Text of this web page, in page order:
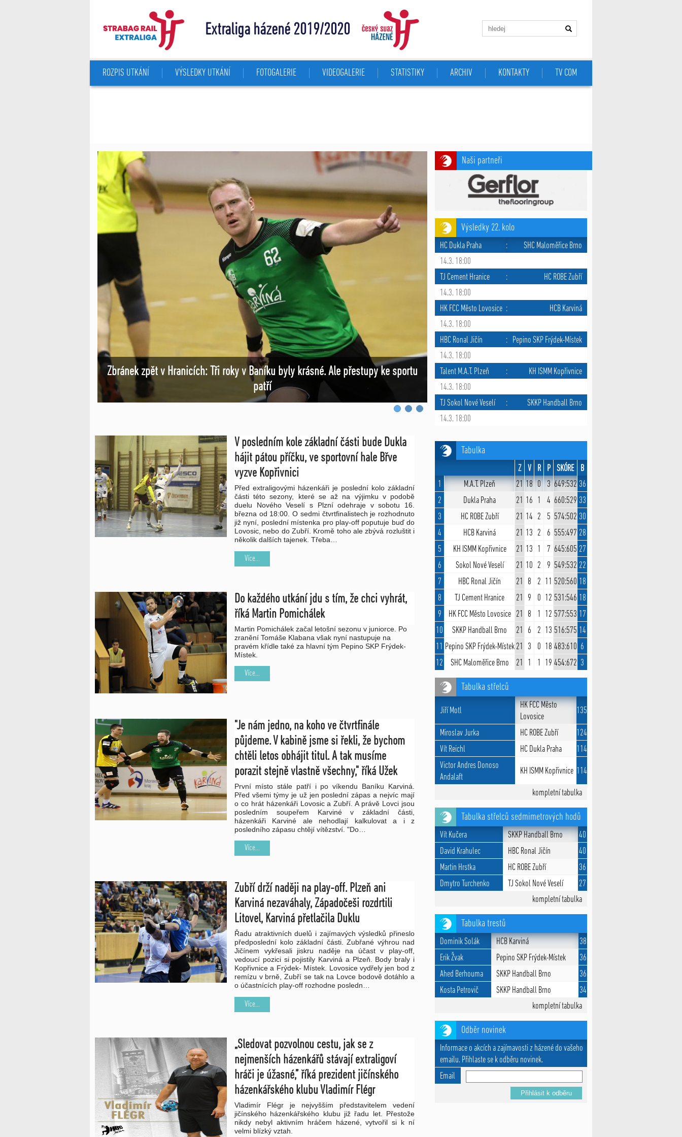
Extraliga házené 2019/2020
ROZPIS UTKÁNÍ VÝSLEDKY UTKÁNÍ FOTOGALERIE VIDEOGALERIE STATISTIKY ARCHIV KONTAKTY TV COM
Zbránek zpět v Hranicích: Tři roky v Baníku byly krásné. Ale přestupy ke sportu
patří
Čerstvý šedesátník Jiří Kotrč: „Házená mi už začala chybět.
V posledním kole základní části bude Dukla
hájit pátou příčku, ve sportovní hale Břve
vyzve Kopřivnici
Před extraligovými házenkáři je poslední kolo základní
části této sezony, které se až na výjimku v podobě
duelu Nového Veselí s Plzní odehraje v sobotu 16.
března od 18:00. O sedmi čtvrtfinalistech je rozhodnuto
již nyní, poslední místenka pro play-off poputuje buď do
Lovosic, nebo do Zubří. Kromě toho ale zbývá rozluštit i
několik dalších tajenek. Třeba…
Více...
Do každého utkání jdu s tím, že chci vyhrát,
říká Martin Pomichálek
Martin Pomichálek začal letošní sezonu v juniorce. Po
zranění Tomáše Klabana však nyní nastupuje na
pravém křídle také za hlavní tým Pepino SKP Frýdek-
Místek.
Více...
"Je nám jedno, na koho ve čtvrtfinále
půjdeme. V kabině jsme si řekli, že bychom
chtěli letos obhájit titul. A tak musíme
porazit stejně vlastně všechny," říká Užek
První místo stále patří i po víkendu Baníku Karviná.
Před všemi týmy je už jen poslední zápas a nejvíc mají
o co hrát házenkáři Lovosic a Zubří. A právě Lovci jsou
posledním soupeřem Karviné v základní části,
házenkáři Karviné ale nehodlají kalkulovat a i z
posledního zápasu chtějí vítězství. "Do…
Více...
Zubří drží naději na play-off. Plzeň ani
Karviná nezaváhaly, Západočeši rozdrtili
Litovel, Karviná přetlačila Duklu
Řadu atraktivních duelů i zajímavých výsledků přineslo
předposlední kolo základní části. Zubřané výhrou nad
Jičínem vykřesali jiskru naděje na účast v play-off,
vedoucí pozici si pojistily Karviná a Plzeň. Body braly i
Kopřivnice a Frýdek- Místek. Lovosice vydřely jen bod z
remízu v brně, Zubří se tak na Lovce bodově dotáhlo a
o účastnících play-off rozhodne posledn…
Více...
„Sledovat pozvolnou cestu, jak se z
nejmenších házenkářů stávají extraligoví
hráči je úžasné,” říká prezident jičínského
házenkářského klubu Vladimír Flégr
Vladimír Flégr je nejvyšším představitelem vedení
jičínského házenkářského klubu již řadu let. Přestože
nikdy nebyl aktivním hráčem házené, vytvořil si k ní
velmi blízký vztah.
Naši partneři
Výsledky 22. kolo
HC Dukla Praha :
SHC Maloměřice Brno
14.3. 18:00
TJ Cement Hranice
:
HC ROBE Zubří
14.3. 18:00
HK FCC Město Lovosice :
HCB Karviná
14.3. 18:00
HBC Ronal Jičín
: Pepino SKP Frýdek-Místek
14.3. 18:00
Talent M.A.T. Plzeň
:
KH ISMM Kopřivnice
14.3. 18:00
TJ Sokol Nové Veselí
:
SKKP Handball Brno
14.3. 18:00
Tabulka
Z V R P SKÓRE
B
1
M.A.T. Plzeň 21 18 0 3 649:532 36
2
Dukla Praha 21 16 1 4 660:529 33
3
HC ROBE Zubří 21 14 2 5 574:502 30
4
HCB Karviná 21 13 2 6 555:497 28
5
KH ISMM Kopřivnice 21 13 1 7 645:605 27
6
Sokol Nové Veselí 21 10 2 9 549:532 22
7
HBC Ronal Jičín 21 8 2 11 520:560 18
8
TJ Cement Hranice 21 9 0 12 531:546 18
9
HK FCC Město Lovosice 21 8 1 12 577:553 17
10
SKKP Handball Brno 21 6 2 13 516:575 14
11 Pepino SKP Frýdek-Místek 21 3 0 18 483:610 6
12
SHC Maloměřice Brno 21 1 1 19 454:672 3
Tabulka střelců
Jiří Motl
HK FCC Město
Lovosice
135
Miroslav Jurka HC ROBE Zubří
124
Vít Reichl
HC Dukla Praha
114
Victor Andres Donoso
Andalaft
KH ISMM Kopřivnice 114
kompletní tabulka
Tabulka střelců sedmimetrových hodů
Vít Kučera SKKP Handball Brno
40
David Krahulec
HBC Ronal Jičín
40
Martin Hrstka
HC ROBE Zubří
36
Dmytro Turchenko
TJ Sokol Nové Veselí
27
kompletní tabulka
Tabulka trestů
Dominik Solák HCB Karviná
38
Erik Žvak
Pepino SKP Frýdek-Místek
36
Ahed Berhouma
SKKP Handball Brno
36
Kosta Petrovič
SKKP Handball Brno
34
kompletní tabulka
Odběr novinek
Informace o akcích a zajímavosti z házené do vašeho
emailu. Přihlaste se k odběru novinek.
Email